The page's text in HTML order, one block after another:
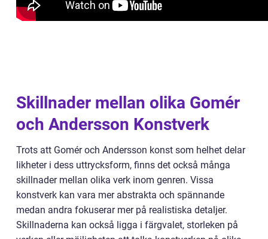
Skillnader mellan olika Gomér
och Andersson Konstverk
Trots att Gomér och Andersson konst som helhet delar
likheter i dess uttrycksform, finns det också många
skillnader mellan olika verk inom genren. Vissa
konstverk kan vara mer abstrakta och spännande
medan andra fokuserar mer på realistiska detaljer.
Skillnaderna kan också ligga i färgvalet, storleken på